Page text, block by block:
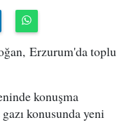
Erzurum'da toplu
konuşma
konusunda yeni